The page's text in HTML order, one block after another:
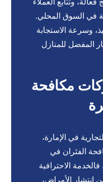
وتتابع العملاء
في السوق المحلي.
وسرعة الاستجابة
المفضل للمنازل
مكافحة
في الإمارة،
الفئران في
الاحترافية
انتشار الأمراض،